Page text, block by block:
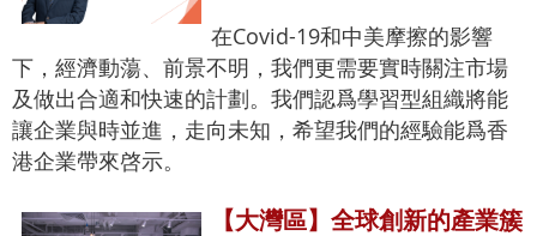
在Covid-19和中美摩擦的影響
下，經濟動蕩、前景不明，我們更需要實時關注市場
及做出合適和快速的計劃。我們認爲學習型組織將能
讓企業與時並進，走向未知，希望我們的經驗能爲香
港企業帶來啓示。
【大灣區】全球創新的產業簇